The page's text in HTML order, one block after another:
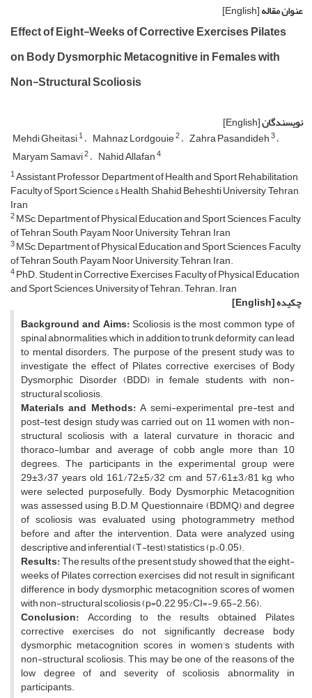
عنوان مقاله[English]
Effect of Eight-Weeks of Corrective Exercises Pilates
on Body Dysmorphic Metacognitive in Females with
Non-Structural Scoliosis
نویسندگان[English]
Mehdi Gheitasi1 Mahnaz Lordgouie2 Zahra Pasandideh3
Maryam Samavi2 Nahid Allafan4
1Assistant Professor, Department of Health and Sport Rehabilitation,
Faculty of Sport Science & Health, Shahid Beheshti University, Tehran,
Iran
2MSc, Department of Physical Education and Sport Sciences, Faculty
of Tehran South, Payam Noor University, Tehran, Iran
3MSc, Department of Physical Education and Sport Sciences, Faculty
of Tehran South, Payam Noor University, Tehran, Iran.
4PhD. Student in Corrective Exercises, Faculty of Physical Education
and Sport Sciences, University of Tehran. Tehran. Iran
چکیده[English]
Background and Aims:Scoliosis is the most common type of
spinal abnormalities, which, in addition to trunk deformity, can lead
to mental disorders. The purpose of the present study was to
investigate the effect of Pilates corrective exercises of Body
Dysmorphic Disorder (BDD) in female students with non-
structural scoliosis.
Materials and Methods:A semi-experimental pre-test and
post-test design study was carried out on 11 women with non-
structural scoliosis with a lateral curvature in thoracic and
thoraco-lumbar and average of cobb angle more than 10
degrees. The participants in the experimental group were
29±3/37 years old, 161/72±5/32 cm, and 57/61±3/81 kg, who
were selected purposefully. Body Dysmorphic Metacognition
was assessed using B.D.M Questionnaire (BDMQ) and degree
of scoliosis was evaluated using photogrammetry method
before and after the intervention. Data were analyzed using
descriptive and inferential (T-test) statistics (p<0.05).
Results:The results of the present study showed that the eight-
weeks of Pilates correction exercises did not result in significant
difference in body dysmorphic metacognition scores of women
with non-structural scoliosis (p=0.22, 95%CI=-9.65-2.56).
Conclusion: According to the results obtained, Pilates
corrective exercises do not significantly decrease body
dysmorphic metacognition scores in women's students with
non-structural scoliosis. This may be one of the reasons of the
low degree of and severity of scoliosis abnormality in
participants.